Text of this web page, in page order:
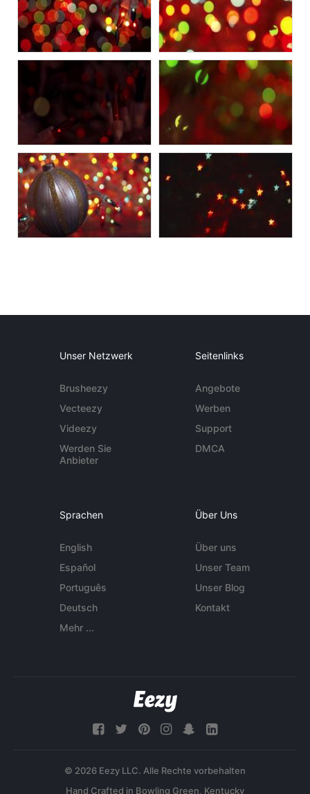
Unser Netzwerk
Brusheezy
Vecteezy
Videezy
Werden Sie
Anbieter
Seitenlinks
Angebote
Werben
Support
DMCA
Sprachen
English
Español
Português
Deutsch
Mehr ...
Über Uns
Über uns
Unser Team
Unser Blog
Kontakt
© 2026 Eezy LLC. Alle Rechte vorbehalten